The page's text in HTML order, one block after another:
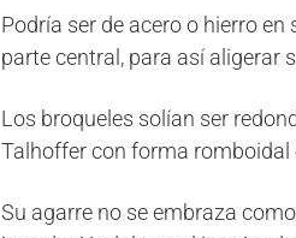
Podría ser de acero o hierro
parte central, para así aligerar
Los broqueles solían ser
Talhoffer con forma romboidal
Su agarre no se embraza